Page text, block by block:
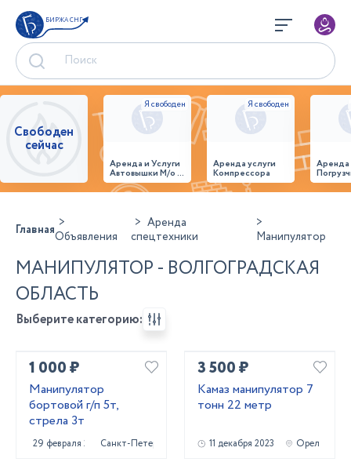
БИРЖА СНГ
Свободен
сейчас
Аренда и Услуги
Автовышки М/о г.
Домодедово
26,28,32 место
Аренда услуги
Компрессора
ГлавнаяОбъявления
Аренда
спецтехники
Манипулятор
МАНИПУЛЯТОР - ВОЛГОГРАДСКАЯ
ОБЛАСТЬ
Выберите категорию:
1 000 ₽
Манипулятор
бортовой г/п 5т,
стрела 3т
29 февраля 2024Санкт-Петербург
3 500 ₽
Камаз манипулятор 7
тонн 22 метр
11 декабря 2023 Орел